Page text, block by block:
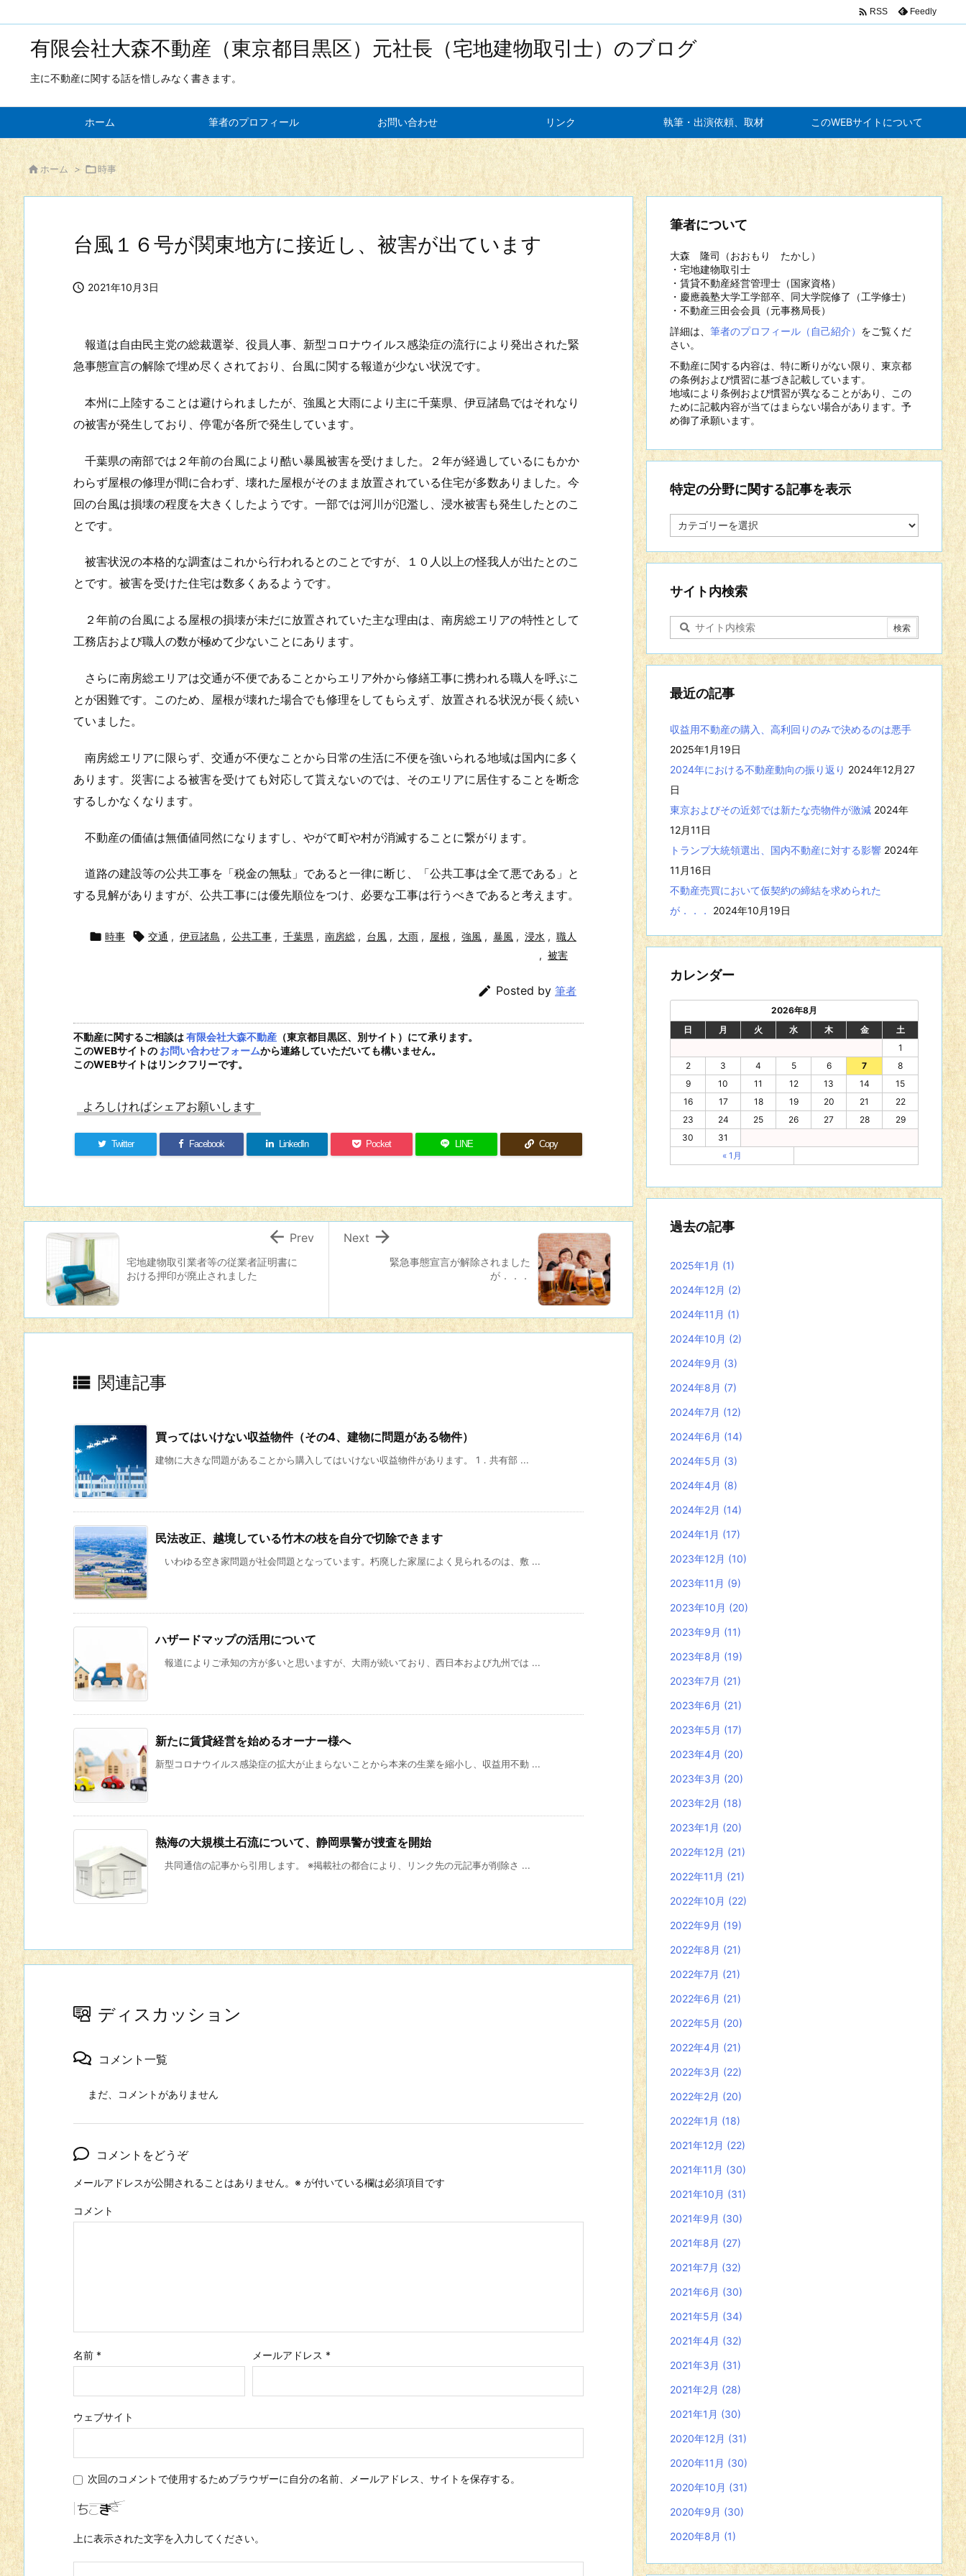
有限会社大森不動産（東京都目黒区）元社長（宅地建物取引士）のブログ
主に不動産に関する話を惜しみなく書きます。
ホーム 筆者のプロフィール お問い合わせ リンク 執筆・出演依頼、取材 このWEBサイトについて
 RSS Feedly
ホーム > 時事
台風１６号が関東地方に接近し、被害が出ています
 2021年10月3日
報道は自由民主党の総裁選挙、役員人事、新型コロナウイルス感染症の流行により発出された緊
急事態宣言の解除で埋め尽くされており、台風に関する報道が少ない状況です。
本州に上陸することは避けられましたが、強風と大雨により主に千葉県、伊豆諸島ではそれなり
の被害が発生しており、停電が各所で発生しています。
千葉県の南部では２年前の台風により酷い暴風被害を受けました。２年が経過しているにもかか
わらず屋根の修理が間に合わず、壊れた屋根がそのまま放置されている住宅が多数ありました。今
回の台風は損壊の程度を大きくしたようです。一部では河川が氾濫し、浸水被害も発生したとのこ
とです。
被害状況の本格的な調査はこれから行われるとのことですが、１０人以上の怪我人が出たとのこ
とです。被害を受けた住宅は数多くあるようです。
２年前の台風による屋根の損壊が未だに放置されていた主な理由は、南房総エリアの特性として
工務店および職人の数が極めて少ないことにあります。
さらに南房総エリアは交通が不便であることからエリア外から修繕工事に携われる職人を呼ぶこ
とが困難です。このため、屋根が壊れた場合でも修理をしてもらえず、放置される状況が長く続い
ていました。
南房総エリアに限らず、交通が不便なことから日常の生活に不便を強いられる地域は国内に多く
あります。災害による被害を受けても対応して貰えないのでは、そのエリアに居住することを断念
するしかなくなります。
不動産の価値は無価値同然になりますし、やがて町や村が消滅することに繋がります。
道路の建設等の公共工事を「税金の無駄」であると一律に断じ、「公共工事は全て悪である」と
する見解がありますが、公共工事には優先順位をつけ、必要な工事は行うべきであると考えます。
 時事  交通 , 伊豆諸島 , 公共工事 , 千葉県 , 南房総 , 台風 , 大雨 , 屋根 , 強風 , 暴風 , 浸水 , 職人
, 被害
 Posted by 筆者
不動産に関するご相談は有限会社大森不動産 （東京都目黒区、別サイト）にて承ります。
このWEBサイトの お問い合わせフォームから連絡していただいても構いません。
このWEBサイトはリンクフリーです。
よろしければシェアお願いします
Twitter Facebook LinkedIn Pocket LINE Copy
緊急事態宣言が解除されました
が．．．

Next
宅地建物取引業者等の従業者証明書に
おける押印が廃止されました
 Prev
 関連記事
買ってはいけない収益物件（その4、建物に問題がある物件）
建物に大きな問題があることから購入してはいけない収益物件があります。 1．共有部 ...
民法改正、越境している竹木の枝を自分で切除できます
いわゆる空き家問題が社会問題となっています。朽廃した家屋によく見られるのは、敷 ...
ハザードマップの活用について
報道によりご承知の方が多いと思いますが、大雨が続いており、西日本および九州では ...
新たに賃貸経営を始めるオーナー様へ
新型コロナウイルス感染症の拡大が止まらないことから本来の生業を縮小し、収益用不動 ...
熱海の大規模土石流について、静岡県警が捜査を開始
共同通信の記事から引用します。 ※掲載社の都合により、リンク先の元記事が削除さ ...
ディスカッション
コメント一覧
まだ、コメントがありません
コメントをどうぞ
メールアドレスが公開されることはありません。 ※ が付いている欄は必須項目です
コメント
名前 * メールアドレス *
ウェブサイト
次回のコメントで使用するためブラウザーに自分の名前、メールアドレス、サイトを保存する。
上に表示された文字を入力してください。
筆者について
大森 隆司（おおもり たかし）
・宅地建物取引士
・賃貸不動産経営管理士（国家資格）
・慶應義塾大学工学部卒、同大学院修了（工学修士）
・不動産三田会会員（元事務局長）
詳細は、 筆者のプロフィール（自己紹介） をご覧くだ
さい。
不動産に関する内容は、特に断りがない限り、東京都
の条例および慣習に基づき記載しています。
地域により条例および慣習が異なることがあり、この
ために記載内容が当てはまらない場合があります。予
め御了承願います。
特定の分野に関する記事を表示
定
分
に
関
す
記
事
を
示
サイト内検索
最近の記事
収益用不動産の購入、高利回りのみで決めるのは悪手
2025年1月19日
2024年における不動産動向の振り返り 2024年12月27
日
東京およびその近郊では新たな売物件が激減 2024年
12月11日
トランプ大統領選出、国内不動産に対する影響 2024年
11月16日
不動産売買において仮契約の締結を求められた
が．．．
2024年10月19日
カレンダー
2026年8月
日
月 火 水 木 金
土
1
2
3 4 5 6 7
8
9
10 11 12 13 14
15
16
17 18 19 20 21
22
23
24 25 26 27 28
29
30
31
« 1月
過去の記事
2025年1月 (1)
2024年12月 (2)
2024年11月 (1)
2024年10月 (2)
2024年9月 (3)
2024年8月 (7)
2024年7月 (12)
2024年6月 (14)
2024年5月 (3)
2024年4月 (8)
2024年2月 (14)
2024年1月 (17)
2023年12月 (10)
2023年11月 (9)
2023年10月 (20)
2023年9月 (11)
2023年8月 (19)
2023年7月 (21)
2023年6月 (21)
2023年5月 (17)
2023年4月 (20)
2023年3月 (20)
2023年2月 (18)
2023年1月 (20)
2022年12月 (21)
2022年11月 (21)
2022年10月 (22)
2022年9月 (19)
2022年8月 (21)
2022年7月 (21)
2022年6月 (21)
2022年5月 (20)
2022年4月 (21)
2022年3月 (22)
2022年2月 (20)
2022年1月 (18)
2021年12月 (22)
2021年11月 (30)
2021年10月 (31)
2021年9月 (30)
2021年8月 (27)
2021年7月 (32)
2021年6月 (30)
2021年5月 (34)
2021年4月 (32)
2021年3月 (31)
2021年2月 (28)
2021年1月 (30)
2020年12月 (31)
2020年11月 (30)
2020年10月 (31)
2020年9月 (30)
2020年8月 (1)